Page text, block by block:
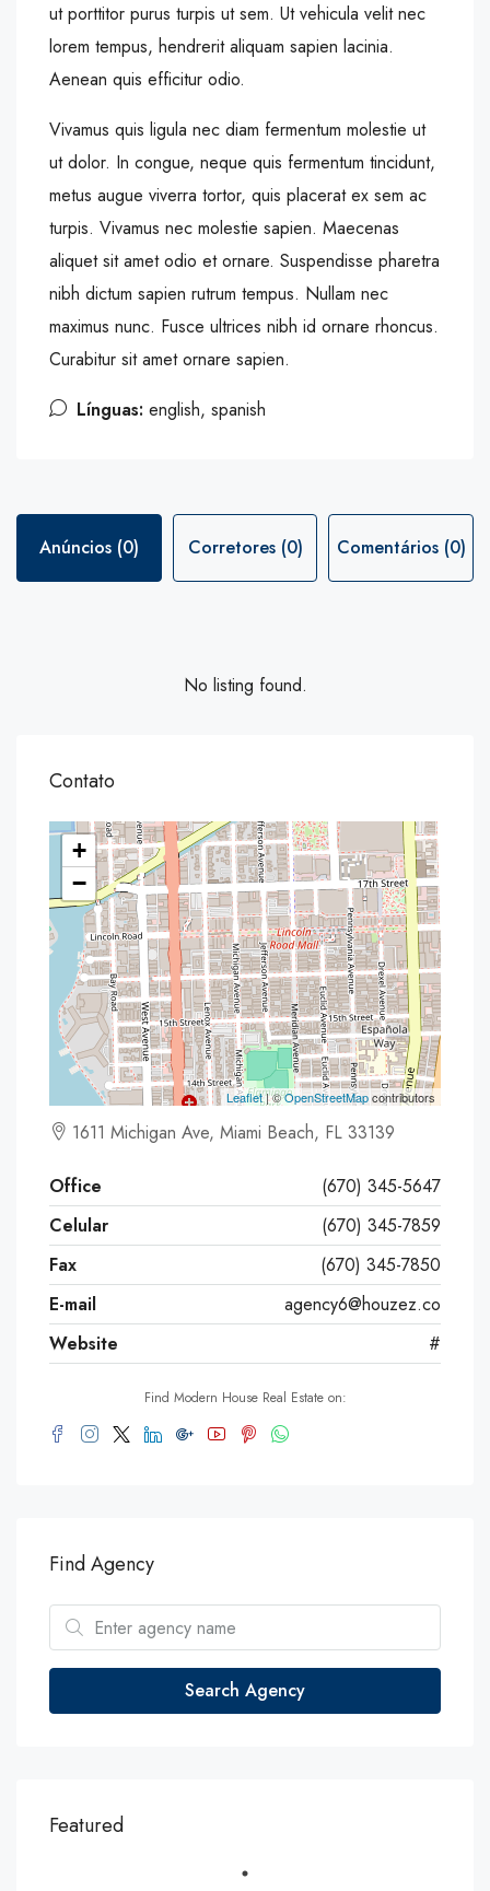
ut porttitor purus turpis ut sem. Ut vehicula velit nec
lorem tempus, hendrerit aliquam sapien lacinia.
Aenean quis efficitur odio.
Vivamus quis ligula nec diam fermentum molestie ut
ut dolor. In congue, neque quis fermentum tincidunt,
metus augue viverra tortor, quis placerat ex sem ac
turpis. Vivamus nec molestie sapien. Maecenas
aliquet sit amet odio et ornare. Suspendisse pharetra
nibh dictum sapien rutrum tempus. Nullam nec
maximus nunc. Fusce ultrices nibh id ornare rhoncus.
Curabitur sit amet ornare sapien.
Línguas: english, spanish
Anúncios (0) Corretores (0) Comentários (0)
No listing found.
Contato
+
−
Leaflet| ©OpenStreetMapcontributors
1611 Michigan Ave, Miami Beach, FL 33139
Office
(670) 345-5647
Celular
(670) 345-7859
Fax
(670) 345-7850
E-mail
agency6@houzez.co
Website
#
Find Modern House Real Estate on:
Find Agency
Search Agency
Featured